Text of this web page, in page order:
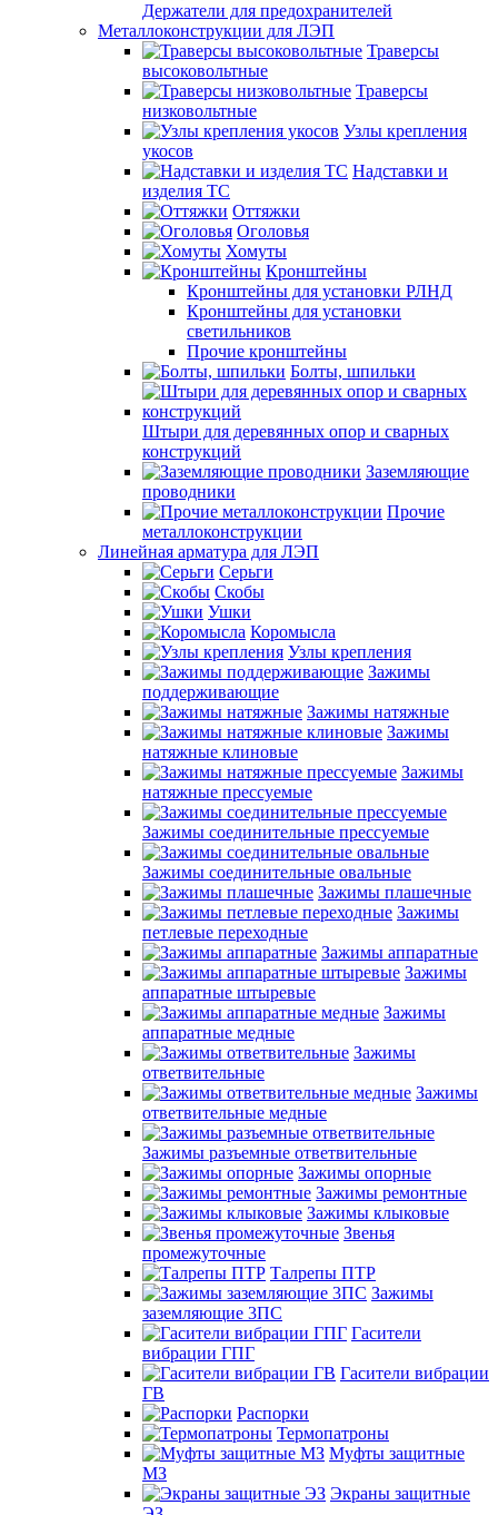
Держатели для предохранителей
Металлоконструкции для ЛЭП
Траверсы
высоковольтные
Траверсы
низковольтные
Узлы крепления
укосов
Надставки и
изделия ТС
Оттяжки
Оголовья
Хомуты
Кронштейны
Кронштейны для установки РЛНД
Кронштейны для установки
светильников
Прочие кронштейны
Болты, шпильки
Штыри для деревянных опор и сварных
конструкций
Заземляющие
проводники
Прочие
металлоконструкции
Линейная арматура для ЛЭП
Серьги
Скобы
Ушки
Коромысла
Узлы крепления
Зажимы
поддерживающие
Зажимы натяжные
Зажимы
натяжные клиновые
Зажимы
натяжные прессуемые
Зажимы соединительные прессуемые
Зажимы соединительные овальные
Зажимы плашечные
Зажимы
петлевые переходные
Зажимы аппаратные
Зажимы
аппаратные штыревые
Зажимы
аппаратные медные
Зажимы
ответвительные
Зажимы
ответвительные медные
Зажимы разъемные ответвительные
Зажимы опорные
Зажимы ремонтные
Зажимы клыковые
Звенья
промежуточные
Талрепы ПТР
Зажимы
заземляющие 3ПС
Гасители
вибрации ГПГ
Гасители вибрации
ГВ
Распорки
Термопатроны
Муфты защитные
МЗ
Экраны защитные